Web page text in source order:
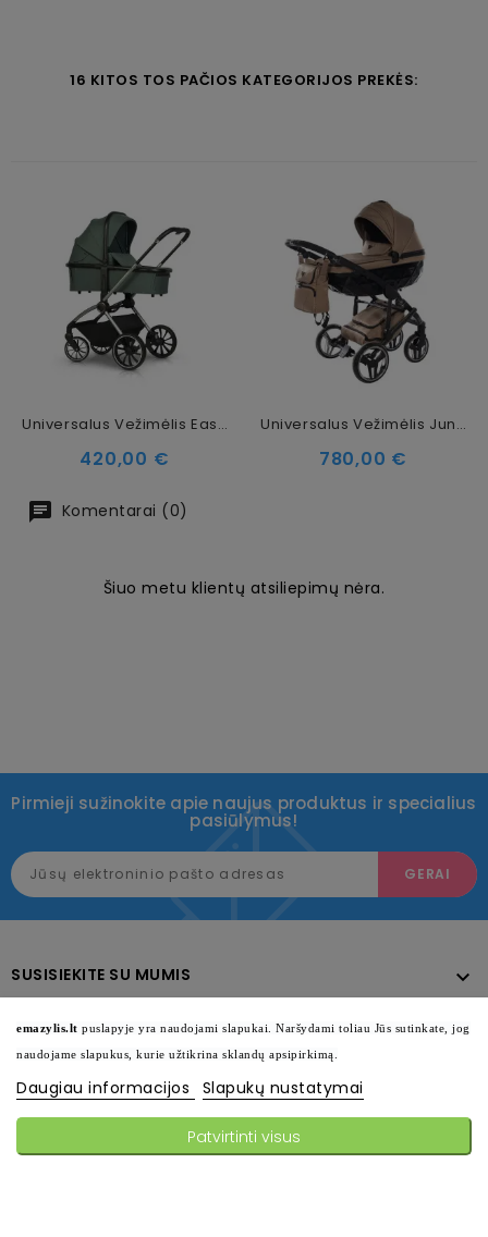
16 KITOS TOS PAČIOS KATEGORIJOS PREKĖS:
Universalus Vežimėlis EasyGo Giro Sage Green
Kaina
420,00 €
Universalus Vežimėlis Junama Basic 2in1, Beige
Kaina
780,00 €
Komentarai (0)
Šiuo metu klientų atsiliepimų nėra.
Pirmieji sužinokite apie naujus produktus ir specialius
pasiūlymus!
SUSISIEKITE SU MUMIS 

INFORMACIJA
SEKITE MUS
emazylis.lt puslapyje yra naudojami slapukai. Naršydami toliau Jūs sutinkate, jog
naudojame slapukus, kurie užtikrina sklandų apsipirkimą.
Daugiau informacijos Slapukų nustatymai
Patvirtinti visus